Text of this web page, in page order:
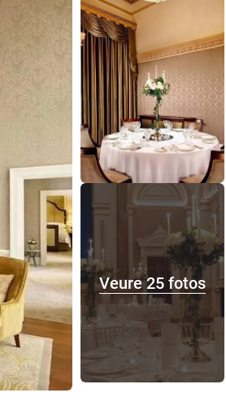
Veure 25 fotos